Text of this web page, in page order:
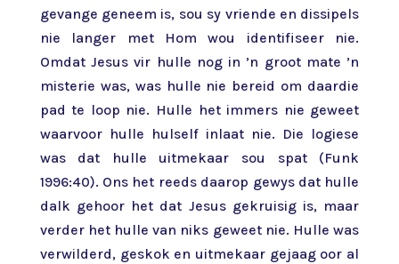
gevange geneem is, sou sy vriende en dissipels
nie langer met Hom wou identifiseer nie.
Omdat Jesus vir hulle nog in ’n groot mate ’n
misterie was, was hulle nie bereid om daardie
pad te loop nie. Hulle het immers nie geweet
waarvoor hulle hulself inlaat nie. Die logiese
was dat hulle uitmekaar sou spat (Funk
1996:40). Ons het reeds daarop gewys dat hulle
dalk gehoor het dat Jesus gekruisig is, maar
verder het hulle van niks geweet nie. Hulle was
verwilderd, geskok en uitmekaar gejaag oor al